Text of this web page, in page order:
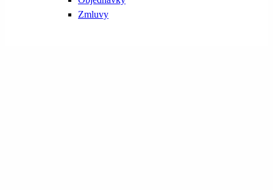
Zmluvy